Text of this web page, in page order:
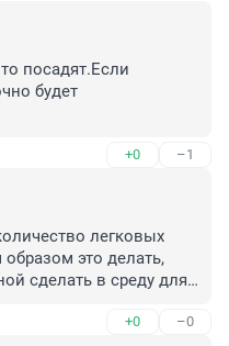
посадят.Если
будет
+0 –1
легковых
это делать,
сделать в среду для
запретить продажу
+0 –0